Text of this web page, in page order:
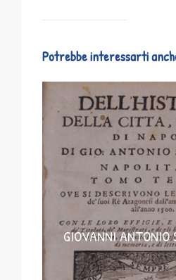
Potrebbe interessarti
GIOVANNI ANTONIO